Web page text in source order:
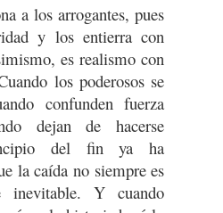
a los arrogantes, pues
y los entierra con
es realismo con
los poderosos se
confunden fuerza
dejan de hacerse
del fin ya ha
la caída no siempre es
inevitable. Y cuando